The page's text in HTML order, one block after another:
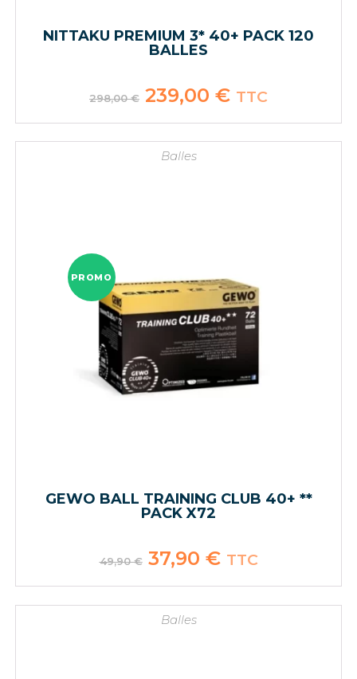
NITTAKU PREMIUM 3* 40+ PACK 120
BALLES
298,00€ Le
prix
était :
239,00 €Le
prix
est :
TTC
Balles
PROMO
GEWO BALL TRAINING CLUB 40+ **
PACK X72
49,90€ Le
prix
était :
37,90 €Le
prix
est :
TTC
Balles